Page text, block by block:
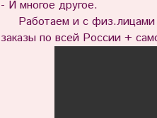
- И многое другое.
Работаем и с физ.лицами
заказы по всей России +